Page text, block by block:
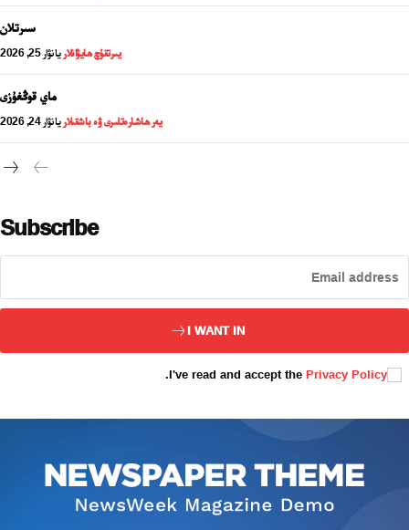
ئەزا بولاي
بىز كىم؟
سىرتلان
يىرتقۇچ ھايۋانلار يانۋار 25, 2026
ماي قوڭغۇزى
يەر ھاشارەتلىرى ۋە باشقىلار يانۋار 24, 2026
Subscribe
I WANT IN
I've read and accept the Privacy Policy
.